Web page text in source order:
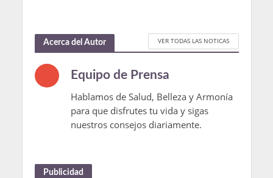
Acerca del Autor VER TODAS LAS NOTICAS
Equipo de Prensa
Hablamos de Salud, Belleza y Armonía
para que disfrutes tu vida y sigas
nuestros consejos diariamente.
Publicidad